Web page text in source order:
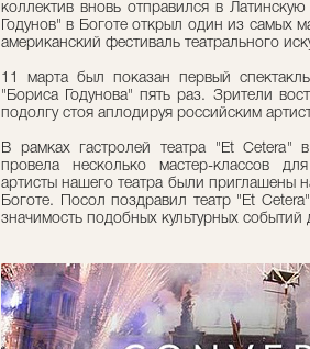
коллектив вновь отправился в
Годунов" в Боготе открыл один из самых
американский фестиваль театрального
11 марта был показан первый
"Бориса Годунова" пять раз. Зрители
подолгу стоя аплодируя российским
В рамках гастролей театра "Et Cetera"
провела несколько мастер-классов
артисты нашего театра были приглашены
Боготе. Посол поздравил театр "Et
значимость подобных культурных